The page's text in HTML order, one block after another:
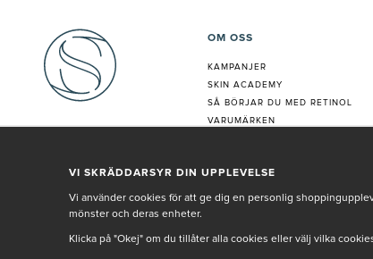
OM OSS
KAMPANJER
SKIN ACADEMY
SÅ BÖRJAR DU MED RETINOL
VARUMÄRKEN
VÅR PERSONAL
VI SKRÄDDARSYR DIN UPPLEVELSE
Vi använder cookies för att ge dig en personlig
mönster och deras enheter.
Klicka på "Okej" om du tillåter alla cookies eller välj vilka